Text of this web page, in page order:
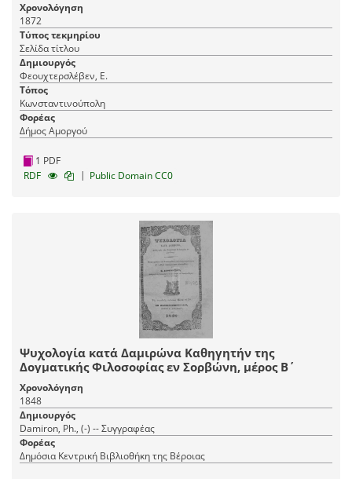
Χρονολόγηση
1872
Τύπος τεκμηρίου
Σελίδα τίτλου
Δημιουργός
Φεουχτερσλέβεν, Ε.
Τόπος
Κωνσταντινούπολη
Φορέας
Δήμος Αμοργού
1 PDF
RDF
| Public Domain CC0
Ψυχολογία κατά Δαμιρώνα Καθηγητήν της
Δογματικής Φιλοσοφίας εν Σορβώνη, μέρος Β΄
Χρονολόγηση
1848
Δημιουργός
Damiron, Ph., (-) -- Συγγραφέας
Φορέας
Δημόσια Κεντρική Βιβλιοθήκη της Βέροιας